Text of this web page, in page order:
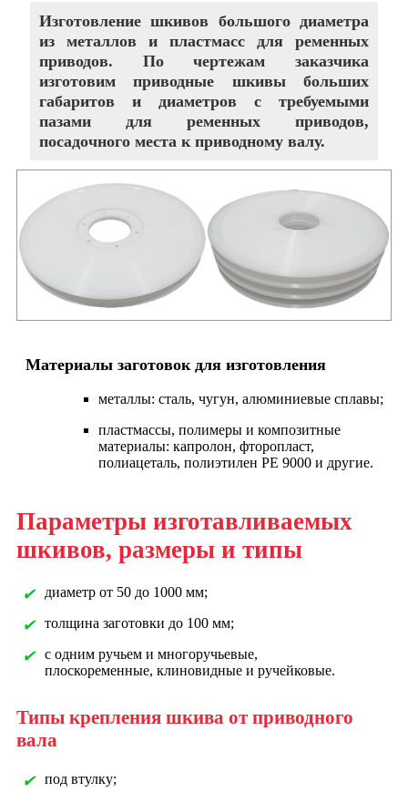
Изготовление шкивов большого диаметра
из металлов и пластмасс для ременных
приводов. По чертежам заказчика
изготовим приводные шкивы больших
габаритов и диаметров с требуемыми
пазами для ременных приводов,
посадочного места к приводному валу.
Материалы заготовок для изготовления
металлы: сталь, чугун, алюминиевые сплавы;
пластмассы, полимеры и композитные
материалы: капролон, фторопласт,
полиацеталь, полиэтилен PE 9000 и другие.
Параметры изготавливаемых
шкивов, размеры и типы
✔ диаметр от 50 до 1000 мм;
✔ толщина заготовки до 100 мм;
✔ с одним ручьем и многоручьевые,
плоскоременные, клиновидные и ручейковые.
Типы крепления шкива от приводного
вала
✔ под втулку;